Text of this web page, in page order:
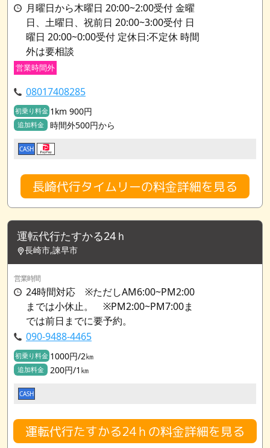
月曜日から木曜日 20:00~2:00受付 金曜
日、土曜日、祝前日 20:00~3:00受付 日
曜日 20:00~0:00受付 定休日:不定休 時間
外は要相談
営業時間外
08017408285
初乗り料金 1km 900円
追加料金 時間外500円から
CASH
長崎代行タイムリーの料金詳細を見る
運転代行たすかる24ｈ
長崎市,諫早市
営業時間
24時間対応 ※ただしAM6:00~PM2:00
までは小休止。 ※PM2:00~PM7:00ま
では前日までに要予約。
090-9488-4465
初乗り料金 1000円/2㎞
追加料金 200円/1㎞
CASH
運転代行たすかる24ｈの料金詳細を見る